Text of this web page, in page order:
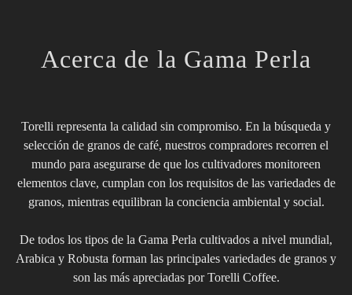
Acerca de la Gama Perla
Torelli representa la calidad sin compromiso. En la búsqueda y
selección de granos de café, nuestros compradores recorren el
mundo para asegurarse de que los cultivadores monitoreen
elementos clave, cumplan con los requisitos de las variedades de
granos, mientras equilibran la conciencia ambiental y social.
De todos los tipos de la Gama Perla cultivados a nivel mundial,
Arabica y Robusta forman las principales variedades de granos y
son las más apreciadas por Torelli Coffee.